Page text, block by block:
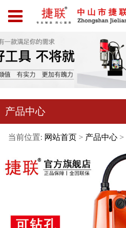
产品中心
当前位置: 网站首页> 产品中心>